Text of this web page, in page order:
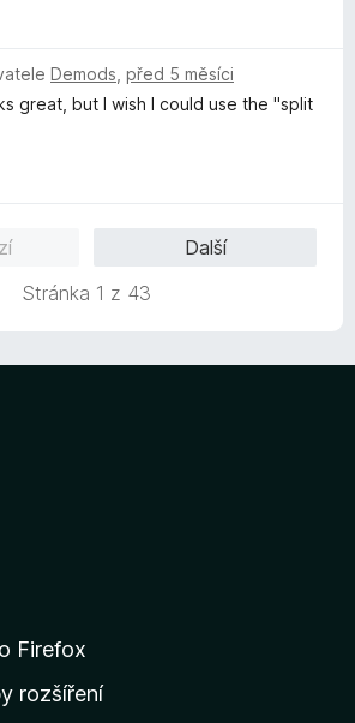
Demods před 5 měsíci
great, but I wish I could use the "split
Další
Stránka 1 z 43
Firefox
rozšíření